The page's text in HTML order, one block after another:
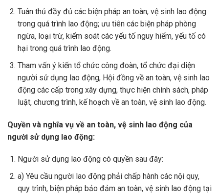
Tuân thủ đầy đủ các biện pháp an toàn, vệ sinh lao động
trong quá trình lao động; ưu tiên các biện pháp phòng
ngừa, loại trừ, kiểm soát các yếu tố nguy hiểm, yếu tố có
hại trong quá trình lao động.
Tham vấn ý kiến tổ chức công đoàn, tổ chức đại diện
người sử dụng lao động, Hội đồng về an toàn, vệ sinh lao
động các cấp trong xây dựng, thực hiện chính sách, pháp
luật, chương trình, kế hoạch về an toàn, vệ sinh lao động.
Quyền và nghĩa vụ về an toàn, vệ sinh lao động của
người sử dụng lao động:
Người sử dụng lao động có quyền sau đây:
a) Yêu cầu người lao động phải chấp hành các nội quy,
quy trình, biện pháp bảo đảm an toàn, vệ sinh lao động tại